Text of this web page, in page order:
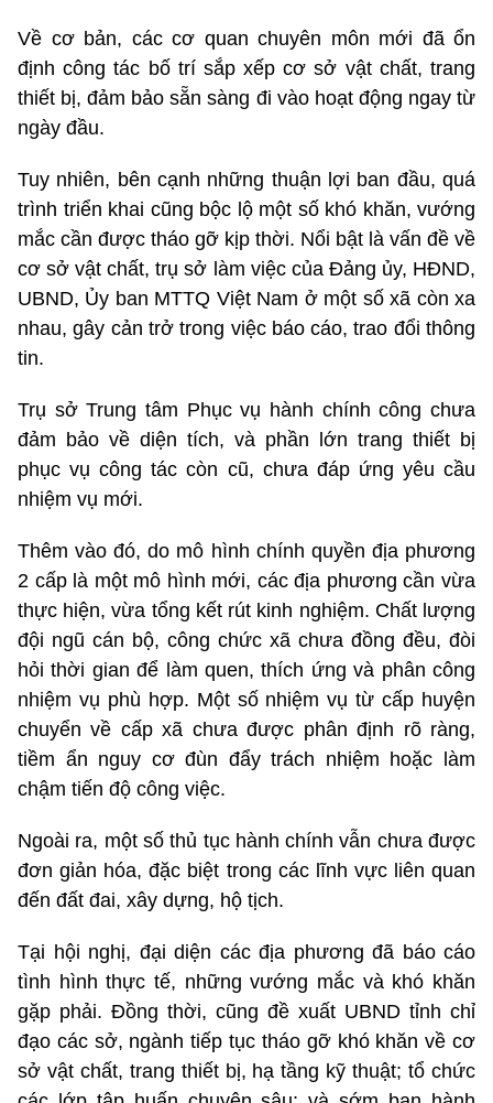
Về cơ bản, các cơ quan chuyên môn mới đã ổn
định công tác bố trí sắp xếp cơ sở vật chất, trang
thiết bị, đảm bảo sẵn sàng đi vào hoạt động ngay từ
ngày đầu.
Tuy nhiên, bên cạnh những thuận lợi ban đầu, quá
trình triển khai cũng bộc lộ một số khó khăn, vướng
mắc cần được tháo gỡ kịp thời. Nổi bật là vấn đề về
cơ sở vật chất, trụ sở làm việc của Đảng ủy, HĐND,
UBND, Ủy ban MTTQ Việt Nam ở một số xã còn xa
nhau, gây cản trở trong việc báo cáo, trao đổi thông
tin.
Trụ sở Trung tâm Phục vụ hành chính công chưa
đảm bảo về diện tích, và phần lớn trang thiết bị
phục vụ công tác còn cũ, chưa đáp ứng yêu cầu
nhiệm vụ mới.
Thêm vào đó, do mô hình chính quyền địa phương
2 cấp là một mô hình mới, các địa phương cần vừa
thực hiện, vừa tổng kết rút kinh nghiệm. Chất lượng
đội ngũ cán bộ, công chức xã chưa đồng đều, đòi
hỏi thời gian để làm quen, thích ứng và phân công
nhiệm vụ phù hợp. Một số nhiệm vụ từ cấp huyện
chuyển về cấp xã chưa được phân định rõ ràng,
tiềm ẩn nguy cơ đùn đẩy trách nhiệm hoặc làm
chậm tiến độ công việc.
Ngoài ra, một số thủ tục hành chính vẫn chưa được
đơn giản hóa, đặc biệt trong các lĩnh vực liên quan
đến đất đai, xây dựng, hộ tịch.
Tại hội nghị, đại diện các địa phương đã báo cáo
tình hình thực tế, những vướng mắc và khó khăn
gặp phải. Đồng thời, cũng đề xuất UBND tỉnh chỉ
đạo các sở, ngành tiếp tục tháo gỡ khó khăn về cơ
sở vật chất, trang thiết bị, hạ tầng kỹ thuật; tổ chức